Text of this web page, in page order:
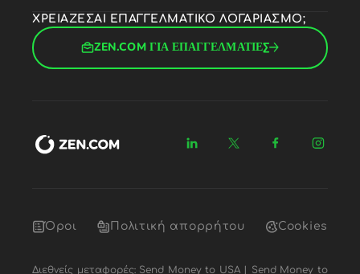
ΧΡΕΙΑΖΕΣΑΙ ΕΠΑΓΓΕΛΜΑΤΙΚΟ ΛΟΓΑΡΙΑΣΜΟ;
ZEN.COM ΓΙΑ ΕΠΑΓΓΕΛΜΑΤΙΕΣ
Όροι Πολιτική απορρήτου Cookies
Διεθνείς μεταφορές: Send Money to USA| Send Money to